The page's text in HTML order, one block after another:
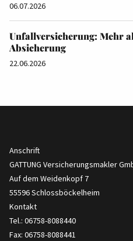
06.07.2026
Unfallversicherung: Mehr
Absicherung
22.06.2026
Anschrift
GATTUNG Versicherungsmakler
Auf dem Weidenkopf 7
55596 Schlossböckelheim
Kontakt
Tel.: 06758-8088440
Fax: 06758-8088441